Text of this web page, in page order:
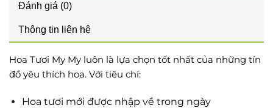
Đánh giá (0)
Thông tin liên hệ
Hoa Tươi My My luôn là lựa chọn tốt nhất của những tín
đồ yêu thích hoa. Với tiêu chí:
Hoa tươi mới được nhập về trong ngày